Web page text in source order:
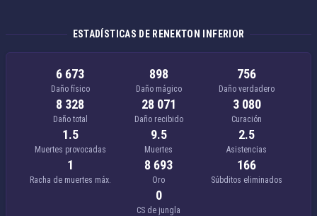
ESTADÍSTICAS DE RENEKTON INFERIOR
6 673
Daño físico
898
Daño mágico
756
Daño verdadero
8 328
Daño total
28 071
Daño recibido
3 080
Curación
1.5
Muertes provocadas
9.5
Muertes
2.5
Asistencias
1
Racha de muertes máx.
8 693
Oro
166
Súbditos eliminados
0
CS de jungla